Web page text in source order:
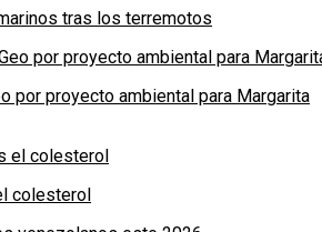
tras los terremotos
por proyecto ambiental para Margarita
colesterol